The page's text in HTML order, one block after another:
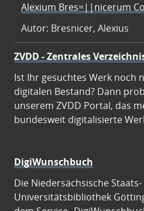
Alexium Bres=||nicerum
Autor: Bresnicer, Alexius
ZVDD - Zentrales
Ist Ihr gesuchtes Werk noch
digitalen Bestand? Dann
unserem ZVDD Portal, das
bundesweit digitalisierte
DigiWunschbuch
Die Niedersächsische
Universitätsbibliothek